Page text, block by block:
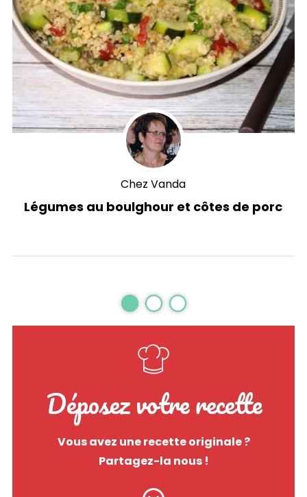
Chez Vanda
Légumes au boulghour et côtes de porc
Déposez votre recette
Vous avez une recette originale ?
Partagez-la nous !